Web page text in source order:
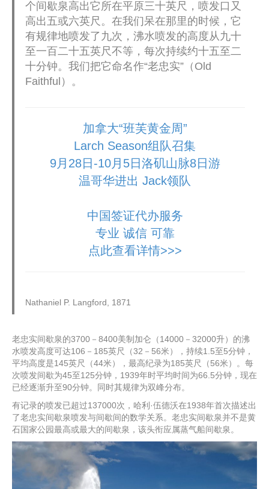
个间歇泉高出它所在平原三十英尺，喷发口又
高出五或六英尺。在我们呆在那里的时候，它
有规律地喷发了九次，沸水喷发的高度从九十
至一百二十五英尺不等，每次持续约十五至二
十分钟。我们把它命名作“老忠实”（Old
Faithful）。
加拿大“班芙黄金周”
Larch Season组队召集
9月28日-10月5日洛矶山脉8日游
温哥华进出 Jack领队
中国签证代办服务
专业 诚信 可靠
点此查看详情>>>
Nathaniel P. Langford, 1871
老忠实间歇泉的3700－8400美制加仑（14000－32000升）的沸
水喷发高度可达106－185英尺（32－56米），持续1.5至5分钟，
平均高度是145英尺（44米），最高纪录为185英尺（56米）。每
次喷发间歇为45至125分钟，1939年时平均时间为66.5分钟，现在
已经逐渐升至90分钟。同时其规律为双峰分布。
有记录的喷发已超过137000次，哈利·伍德沃在1938年首次描述出
了老忠实间歇泉喷发与间歇间的数学关系。老忠实间歇泉并不是黄
石国家公园最高或最大的间歇泉，该头衔应属蒸气船间歇泉。